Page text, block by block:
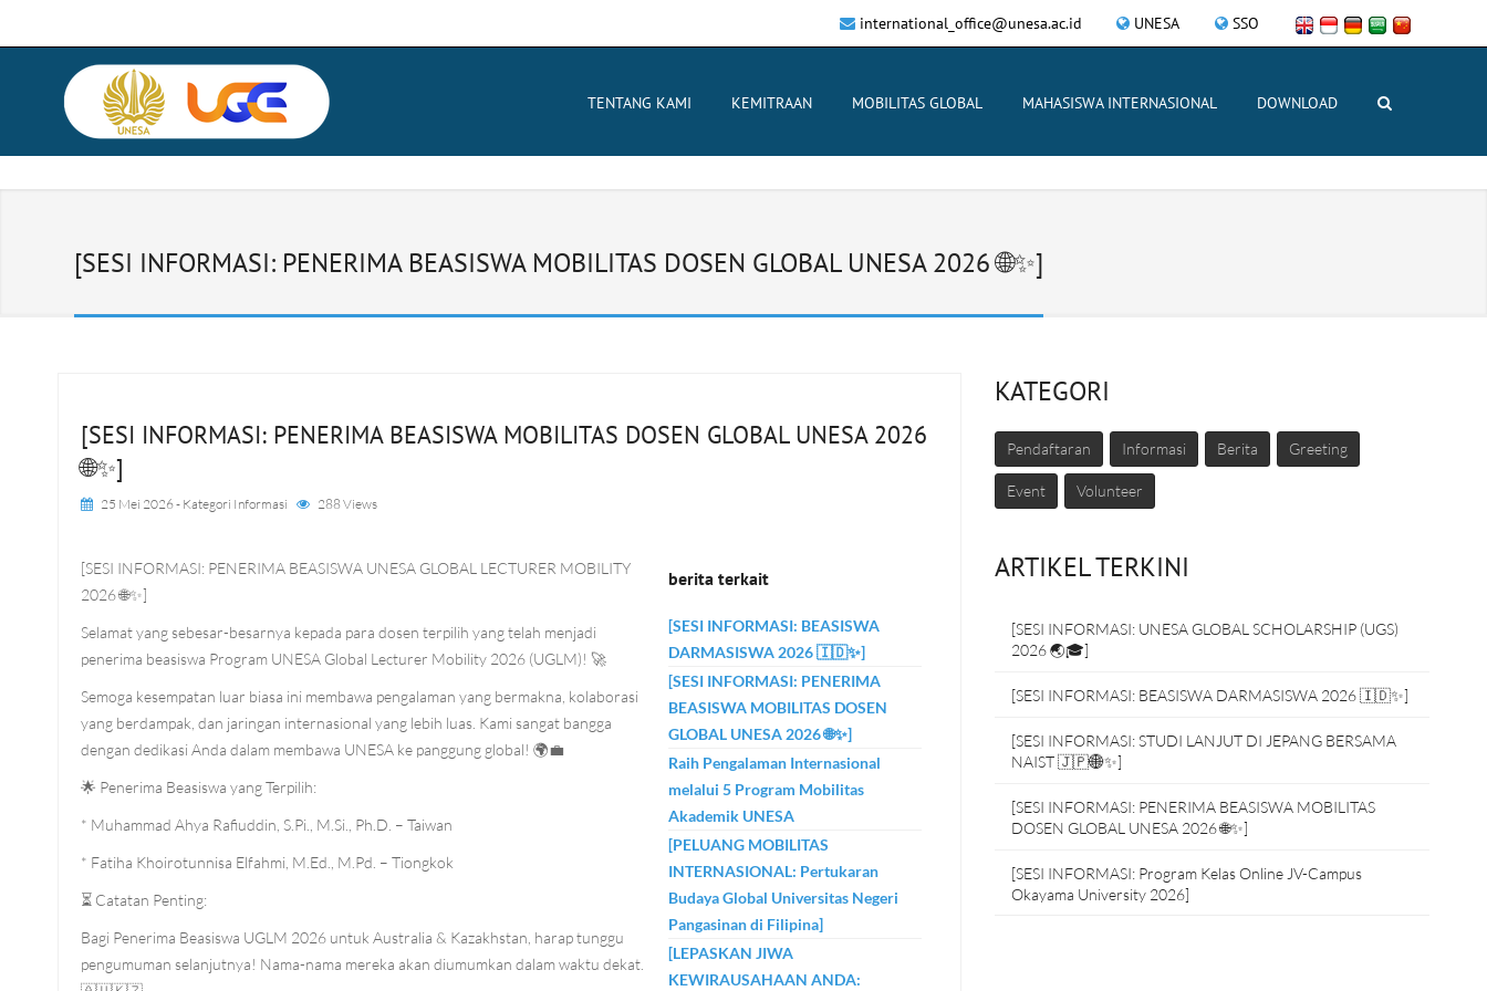
UNESA SSO
international_office@unesa.ac.id
TENTANG KAMI KEMITRAAN MOBILITAS GLOBAL MAHASISWA INTERNASIONAL DOWNLOAD
[SESI INFORMASI: PENERIMA BEASISWA MOBILITAS DOSEN GLOBAL UNESA 2026 🌐✨]
[SESI INFORMASI: PENERIMA BEASISWA MOBILITAS DOSEN GLOBAL UNESA 2026
🌐✨]
25 Mei 2026- Kategori Informasi 288 Views
berita terkait
[SESI INFORMASI: BEASISWA
DARMASISWA 2026 🇮🇩✨]
[SESI INFORMASI: PENERIMA
BEASISWA MOBILITAS DOSEN
GLOBAL UNESA 2026 🌐✨]
Raih Pengalaman Internasional
melalui 5 Program Mobilitas
Akademik UNESA
[PELUANG MOBILITAS
INTERNASIONAL: Pertukaran
Budaya Global Universitas Negeri
Pangasinan di Filipina]
[LEPASKAN JIWA
KEWIRAUSAHAAN ANDA:
[SESI INFORMASI: PENERIMA BEASISWA UNESA GLOBAL LECTURER MOBILITY
2026 🌐✨]
Selamat yang sebesar-besarnya kepada para dosen terpilih yang telah menjadi
penerima beasiswa Program UNESA Global Lecturer Mobility 2026 (UGLM)! 🚀
Semoga kesempatan luar biasa ini membawa pengalaman yang bermakna, kolaborasi
yang berdampak, dan jaringan internasional yang lebih luas. Kami sangat bangga
dengan dedikasi Anda dalam membawa UNESA ke panggung global! 🌍💼
🌟 Penerima Beasiswa yang Terpilih:
* Muhammad Ahya Rafiuddin, S.Pi., M.Si., Ph.D. – Taiwan
* Fatiha Khoirotunnisa Elfahmi, M.Ed., M.Pd. – Tiongkok
⏳ Catatan Penting:
Bagi Penerima Beasiswa UGLM 2026 untuk Australia & Kazakhstan, harap tunggu
pengumuman selanjutnya! Nama-nama mereka akan diumumkan dalam waktu dekat.
KATEGORI
Pendaftaran Informasi Berita Greeting
Event Volunteer
ARTIKEL TERKINI
[SESI INFORMASI: UNESA GLOBAL SCHOLARSHIP (UGS)
2026 🌏🎓]
[SESI INFORMASI: BEASISWA DARMASISWA 2026 🇮🇩✨]
[SESI INFORMASI: STUDI LANJUT DI JEPANG BERSAMA
NAIST 🇯🇵🌐✨]
[SESI INFORMASI: PENERIMA BEASISWA MOBILITAS
DOSEN GLOBAL UNESA 2026 🌐✨]
[SESI INFORMASI: Program Kelas Online JV-Campus
Okayama University 2026]